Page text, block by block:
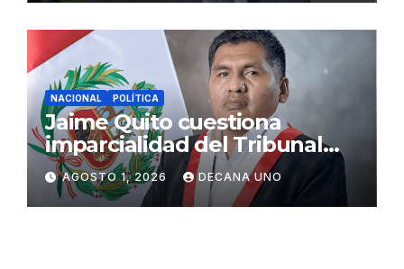
NACIONAL POLÍTICA
Jaime Quito cuestiona
imparcialidad del Tribunal
Constitucional tras liberación
de Ollanta Humala
AGOSTO 1, 2026 DECANA UNO